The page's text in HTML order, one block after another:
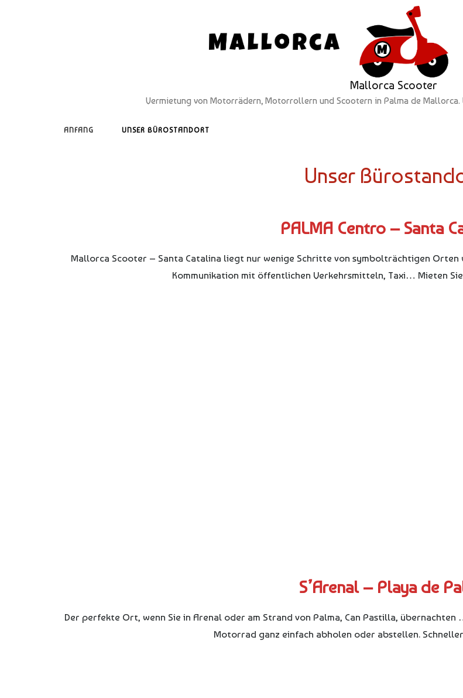
Mallorca Scooter
Vermietung von Motorrädern, Motorrollern und Scootern in Palma de
ANFANG UNSER BÜROSTANDORT
Unser
PALMA Centro – Santa
Mallorca Scooter – Santa Catalina liegt nur wenige Schritte von symbolträchtigen
Kommunikation mit öffentlichen Verkehrsmitteln, Taxi… Mieten
S’Arenal – Playa de
Der perfekte Ort, wenn Sie in Arenal oder am Strand von Palma, Can Pastilla,
Motorrad ganz einfach abholen oder abstellen.